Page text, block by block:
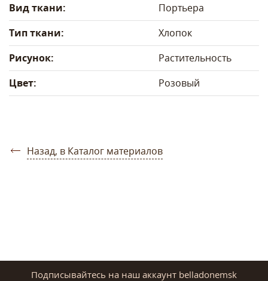
Вид ткани:
Портьера
Тип ткани:
Хлопок
Рисунок:
Растительность
Цвет:
Розовый
Назад, в Каталог материалов
Подписывайтесь на наш аккаунт belladonemsk